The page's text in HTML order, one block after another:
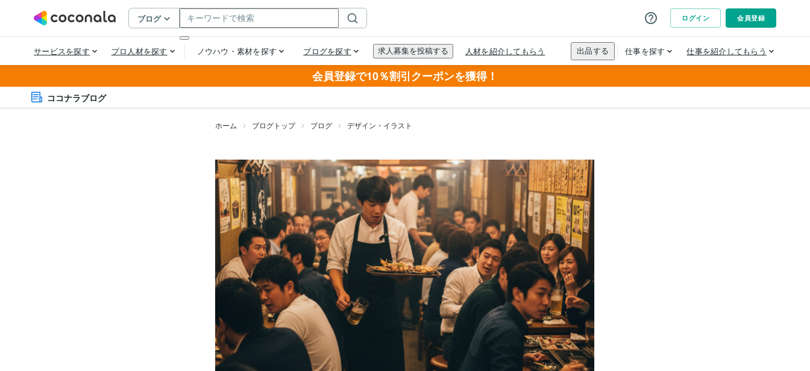
会員登録で10％割引クーポンを獲得！
ココナラブログ
ホーム ブログトップ ブログ デザイン・イラスト